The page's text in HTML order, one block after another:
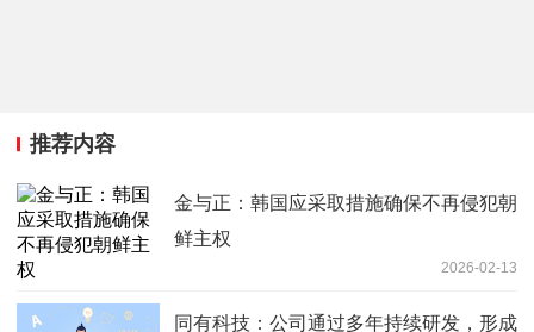
推荐内容
金与正：韩国应采取措施确保不再侵犯朝
鲜主权
2026-02-13
同有科技：公司通过多年持续研发，形成